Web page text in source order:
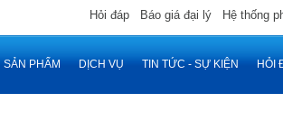
Hệ thống
Báo giá đại lý
Hỏi đáp
SẢN PHẨM DỊCH VỤ TIN TỨC - SỰ KIỆN HỎI